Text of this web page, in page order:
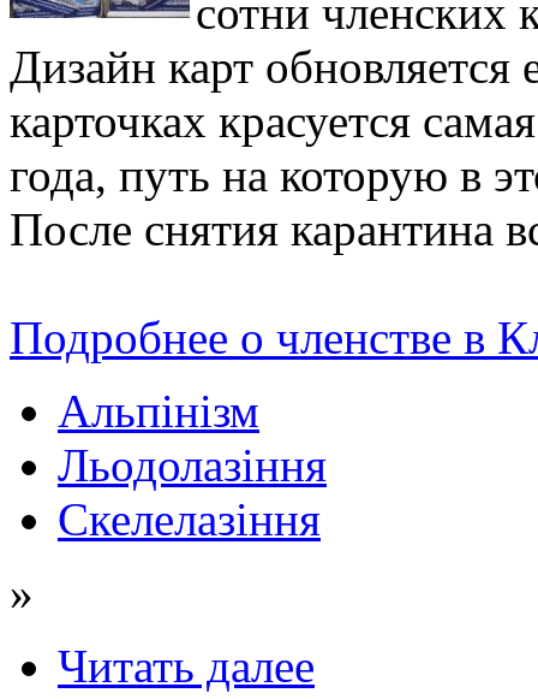
сотни членских
Дизайн карт
карточках красуется
года, путь на которую в
После снятия карантина
Подробнее о членстве в
Альпінізм
Льодолазіння
Скелелазіння
»
Читать далее